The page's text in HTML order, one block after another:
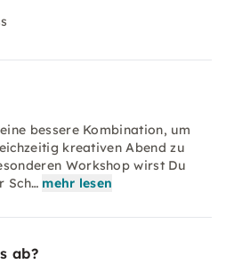
bessere Kombination, um
kreativen Abend zu
Workshop wirst Du
Sch… mehr lesen
ab?